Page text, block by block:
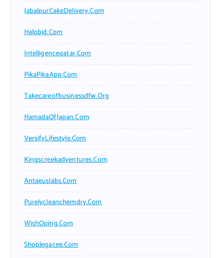
JabalpurCakeDelivery.com
Halobjd.com
Intelligenceqatar.com
PikaPikaApp.com
Takecareofbusinessdfw.org
HamadaOfJapan.com
VersifyLifestyle.com
Kingscreekadventures.com
Antaeuslabs.com
Purelycleanchemdry.com
WishOping.com
Shoplegacee.com